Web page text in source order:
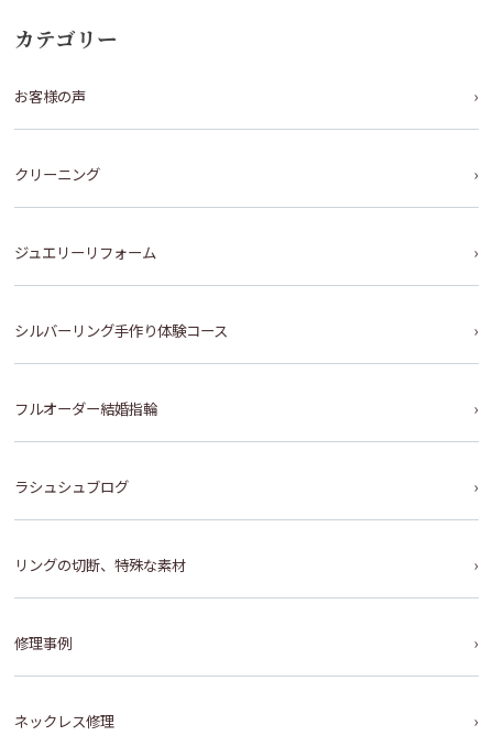
カテゴリー
お客様の声
クリーニング
ジュエリーリフォーム
シルバーリング手作り体験コース
フルオーダー結婚指輪
ラシュシュブログ
リングの切断、特殊な素材
修理事例
ネックレス修理